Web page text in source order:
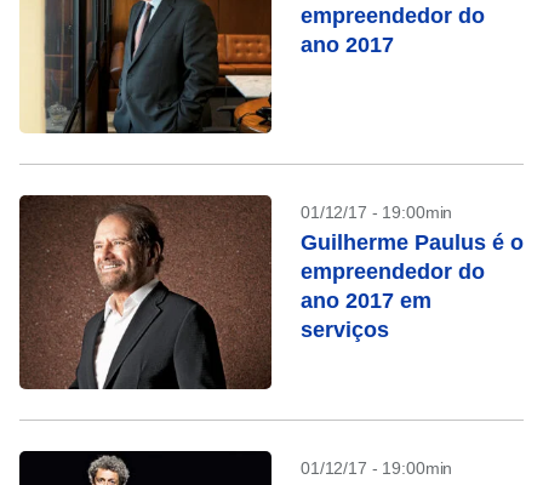
empreendedor do
ano 2017
01/12/17 - 19:00min
Guilherme Paulus é o
empreendedor do
ano 2017 em
serviços
01/12/17 - 19:00min